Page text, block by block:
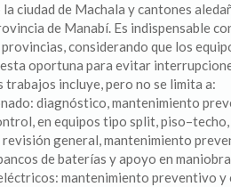
ciudad de Machala y cantones
de Manabí. Es indispensable
considerando que los
oportuna para evitar
trabajos incluye, pero no se limita a:
diagnóstico, mantenimiento
en equipos tipo split,
revisión general, mantenimiento
de baterías y apoyo en
mantenimiento preventivo